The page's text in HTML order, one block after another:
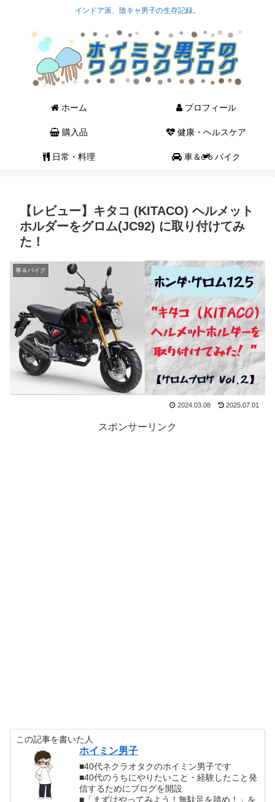
インドア派、陰キャ男子の生存記録。
ホーム プロフィール
購入品 健康・ヘルスケア
日常・料理 車＆ バイク
【レビュー】キタコ (KITACO) ヘルメット
ホルダーをグロム(JC92) に取り付けてみ
た！
車＆バイク
2024.03.08 2025.07.01
スポンサーリンク
この記事を書いた人
ホイミン男子
■40代ネクラオタクのホイミン男子です
■40代のうちにやりたいこと・経験したこと発
信するためにブログを開設
■「まずはやってみよう！無駄足を踏め！」を